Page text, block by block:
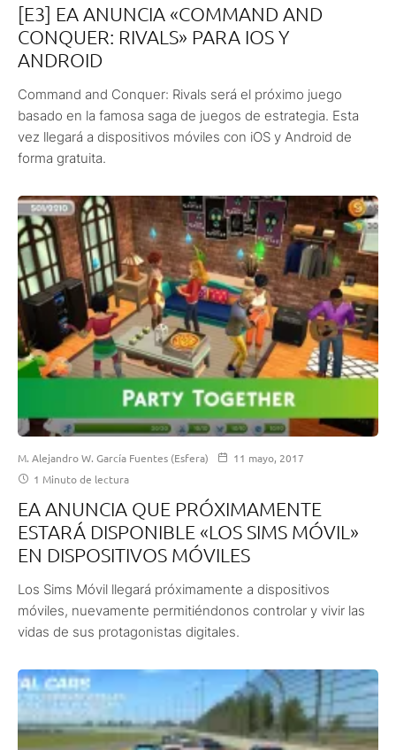
[E3] EA ANUNCIA «COMMAND AND
CONQUER: RIVALS» PARA IOS Y
ANDROID
Command and Conquer: Rivals será el próximo juego
basado en la famosa saga de juegos de estrategia. Esta
vez llegará a dispositivos móviles con iOS y Android de
forma gratuita.
M. Alejandro W. García Fuentes (Esfera)
11 mayo, 2017
1 Minuto de lectura
EA ANUNCIA QUE PRÓXIMAMENTE
ESTARÁ DISPONIBLE «LOS SIMS MÓVIL»
EN DISPOSITIVOS MÓVILES
Los Sims Móvil llegará próximamente a dispositivos
móviles, nuevamente permitiéndonos controlar y vivir las
vidas de sus protagonistas digitales.